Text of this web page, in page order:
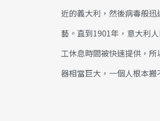
近的義大利，然後病毒般
藝。直到1901年，意大利
工休息時間被快速提供，
器相當巨大，一個人根本